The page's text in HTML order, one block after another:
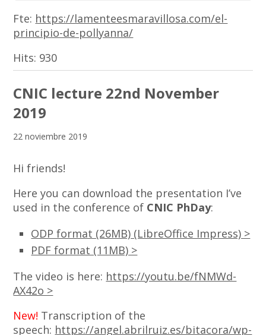
Fte: https://lamenteesmaravillosa.com/el-
principio-de-pollyanna/
Hits: 930
CNIC lecture 22nd November
2019
22 noviembre 2019
Hi friends!
Here you can download the presentation I’ve
used in the conference of CNIC PhDay:
ODP format (26MB) (LibreOffice Impress) >
PDF format (11MB) >
The video is here: https://youtu.be/fNMWd-
AX42o >
New! Transcription of the
speech: https://angel.abrilruiz.es/bitacora/wp-